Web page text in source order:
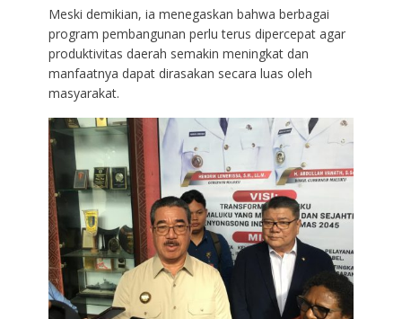
Meski demikian, ia menegaskan bahwa berbagai
program pembangunan perlu terus dipercepat agar
produktivitas daerah semakin meningkat dan
manfaatnya dapat dirasakan secara luas oleh
masyarakat.